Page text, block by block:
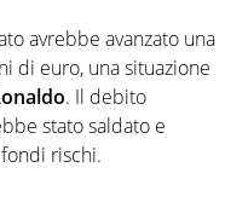
avrebbe avanzato una
di euro, una situazione
. Il debito
stato saldato e
rischi.